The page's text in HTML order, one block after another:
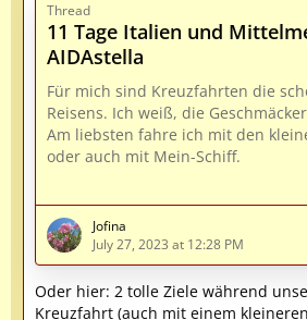
Thread
11 Tage Italien und
AIDAstella
Für mich sind Kreuzfahrten die
Reisens. Ich weiß, die
Am liebsten fahre ich mit den
oder auch mit Mein-Schiff.
Hier unsere 11tägige Route:
Palma de Mallorca (bis 22.00 Uhr)
Seetag,
Jofina
July 27, 2023 at 12:28 PM
Oder hier: 2 tolle Ziele während
Kreuzfahrt (auch mit einem